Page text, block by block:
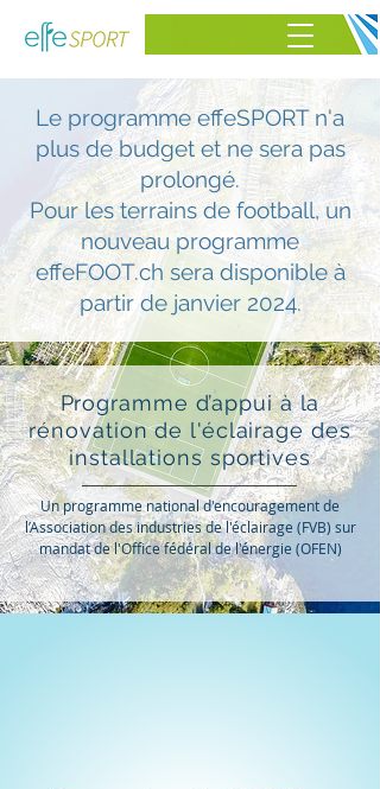
Le programme effeSPORT n'a
plus de budget et ne sera pas
prolongé.
Pour les terrains de football, un
nouveau programme
effeFOOT.ch sera disponible à
partir de janvier 2024.
Programme d’appui à la
rénovation de l'éclairage des
installations sportives
Un programme national d'encouragement de
l’Association des industries de l'éclairage (FVB) sur
mandat de l'Office fédéral de l'énergie (OFEN)